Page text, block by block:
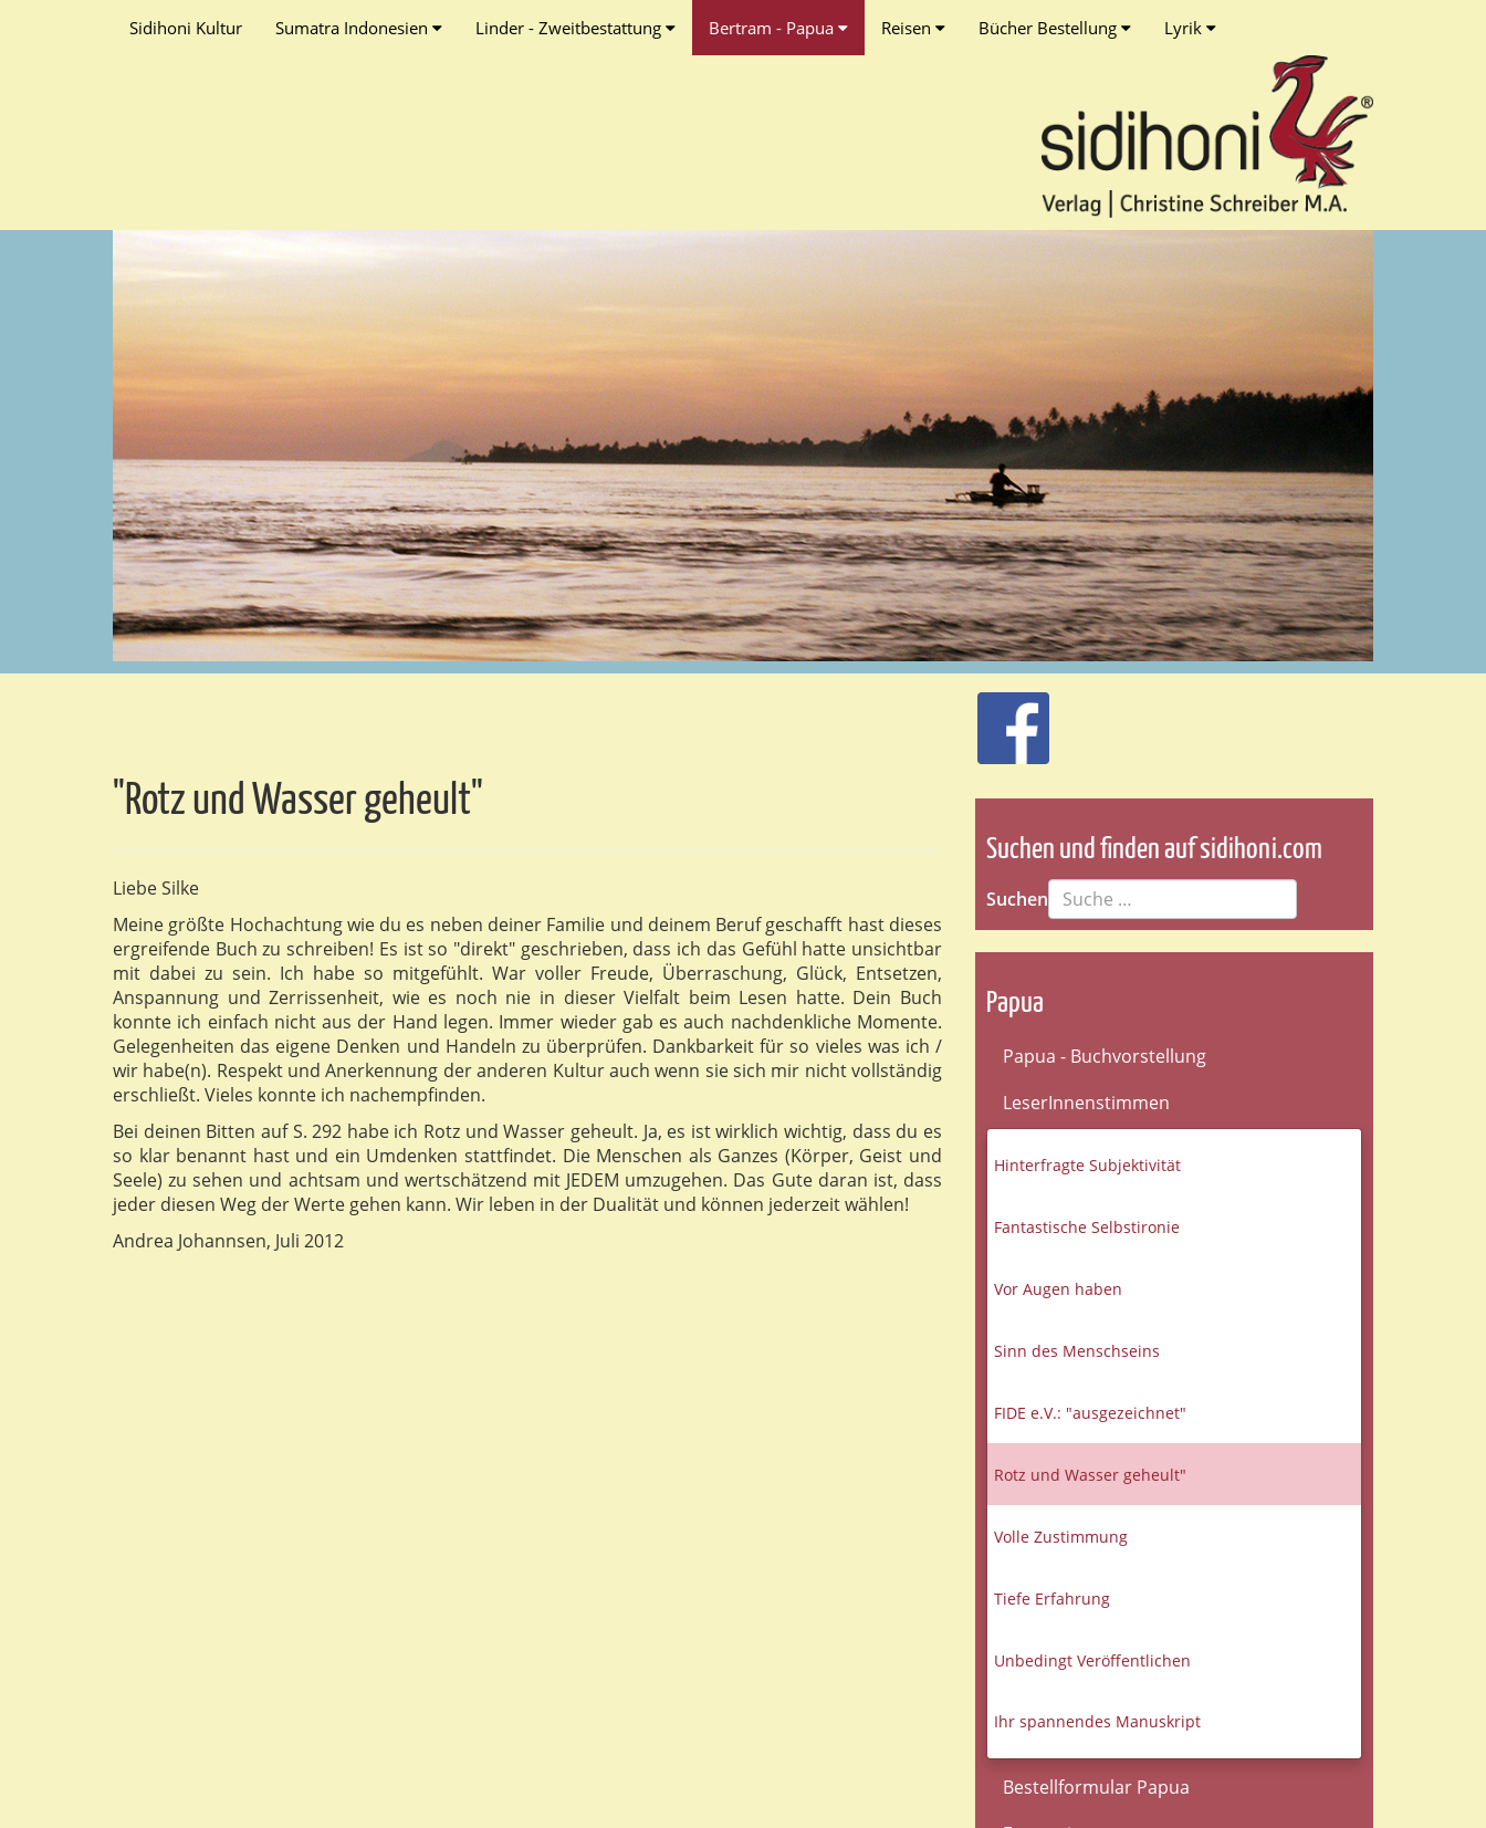
Sidihoni Kultur Sumatra Indonesien Linder - Zweitbestattung Bertram - Papua Reisen Bücher Bestellung Lyrik
"Rotz und Wasser geheult"
Liebe Silke
Meine größte Hochachtung wie du es neben deiner Familie und deinem Beruf geschafft hast dieses
ergreifende Buch zu schreiben! Es ist so "direkt" geschrieben, dass ich das Gefühl hatte unsichtbar
mit dabei zu sein. Ich habe so mitgefühlt. War voller Freude, Überraschung, Glück, Entsetzen,
Anspannung und Zerrissenheit, wie es noch nie in dieser Vielfalt beim Lesen hatte. Dein Buch
konnte ich einfach nicht aus der Hand legen. Immer wieder gab es auch nachdenkliche Momente.
Gelegenheiten das eigene Denken und Handeln zu überprüfen. Dankbarkeit für so vieles was ich /
wir habe(n). Respekt und Anerkennung der anderen Kultur auch wenn sie sich mir nicht vollständig
erschließt. Vieles konnte ich nachempfinden.
Bei deinen Bitten auf S. 292 habe ich Rotz und Wasser geheult. Ja, es ist wirklich wichtig, dass du es
so klar benannt hast und ein Umdenken stattfindet. Die Menschen als Ganzes (Körper, Geist und
Seele) zu sehen und achtsam und wertschätzend mit JEDEM umzugehen. Das Gute daran ist, dass
jeder diesen Weg der Werte gehen kann. Wir leben in der Dualität und können jederzeit wählen!
Andrea Johannsen, Juli 2012
Suchen und finden auf sidihoni.com
Suchen
Papua
Papua - Buchvorstellung
LeserInnenstimmen
Hinterfragte Subjektivität
Fantastische Selbstironie
Vor Augen haben
Sinn des Menschseins
FIDE e.V.: "ausgezeichnet"
Rotz und Wasser geheult"
Volle Zustimmung
Tiefe Erfahrung
Unbedingt Veröffentlichen
Ihr spannendes Manuskript
Bestellformular Papua